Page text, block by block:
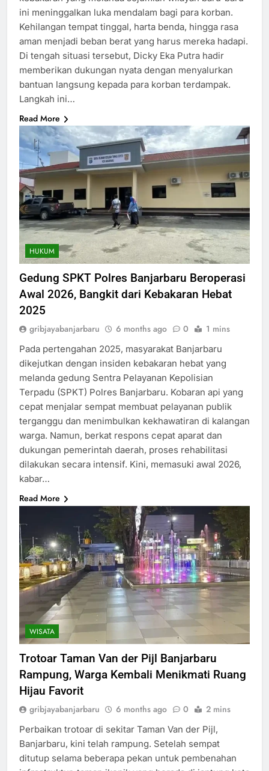
ini meninggalkan luka mendalam bagi para korban.
Kehilangan tempat tinggal, harta benda, hingga rasa
aman menjadi beban berat yang harus mereka hadapi.
Di tengah situasi tersebut, Dicky Eka Putra hadir
memberikan dukungan nyata dengan menyalurkan
bantuan langsung kepada para korban terdampak.
Langkah ini…
Read More
HUKUM
Gedung SPKT Polres Banjarbaru Beroperasi
Awal 2026, Bangkit dari Kebakaran Hebat
2025
gribjayabanjarbaru 6 months ago 0 1 mins
Pada pertengahan 2025, masyarakat Banjarbaru
dikejutkan dengan insiden kebakaran hebat yang
melanda gedung Sentra Pelayanan Kepolisian
Terpadu (SPKT) Polres Banjarbaru. Kobaran api yang
cepat menjalar sempat membuat pelayanan publik
terganggu dan menimbulkan kekhawatiran di kalangan
warga. Namun, berkat respons cepat aparat dan
dukungan pemerintah daerah, proses rehabilitasi
dilakukan secara intensif. Kini, memasuki awal 2026,
kabar…
Read More
WISATA
Trotoar Taman Van der Pijl Banjarbaru
Rampung, Warga Kembali Menikmati Ruang
Hijau Favorit
gribjayabanjarbaru 6 months ago 0 2 mins
Perbaikan trotoar di sekitar Taman Van der Pijl,
Banjarbaru, kini telah rampung. Setelah sempat
ditutup selama beberapa pekan untuk pembenahan